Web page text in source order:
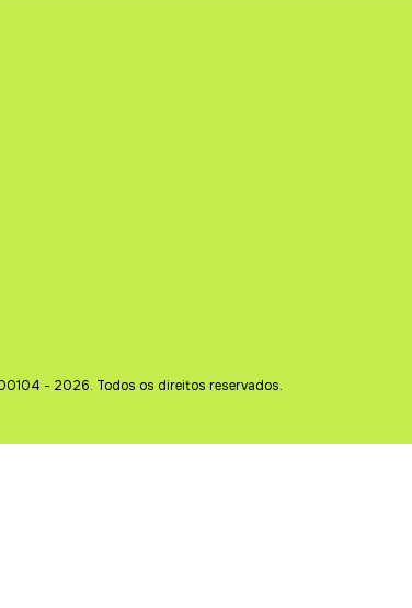
- 2026. Todos os direitos reservados.